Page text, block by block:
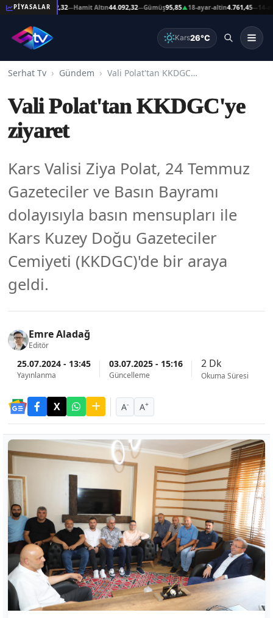
PİYASALAR
Altın44.092,32 —Hamit Altın44.092,32—Gümüş95,85▲18-ayar-altin4.761,45—14-ayar-
Kars26°C
Serhat Tv Gündem Vali Polat'tan KKDGC'ye ziyaret
Vali Polat'tan KKDGC'ye
ziyaret
Kars Valisi Ziya Polat, 24 Temmuz
Gazeteciler ve Basın Bayramı
dolayısıyla basın mensupları ile
Kars Kuzey Doğu Gazeteciler
Cemiyeti (KKDGC)'de bir araya
geldi.
Emre Aladağ
Editör
25.07.2024 - 13:45
Yayınlanma
03.07.2025 - 15:16
Güncelleme
2 Dk
Okuma Süresi
A- A+